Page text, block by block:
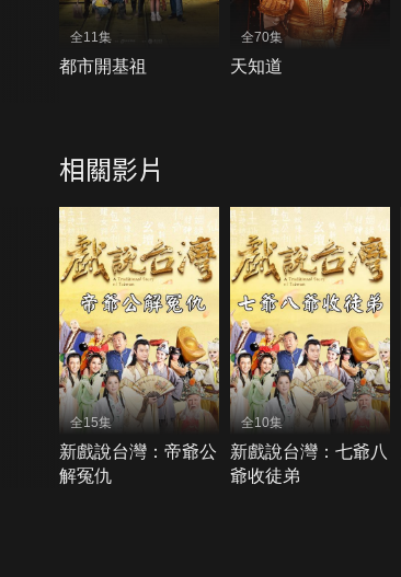
全11集
都市開基祖
全70集
天知道
相關影片
全15集
新戲說台灣：帝爺公
解冤仇
全10集
新戲說台灣：七爺八
爺收徒弟